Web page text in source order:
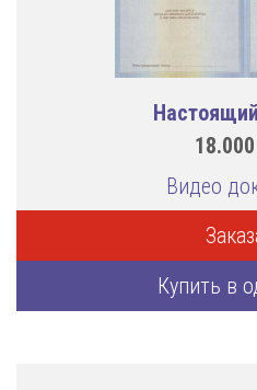
18.000
Видео
Купить в